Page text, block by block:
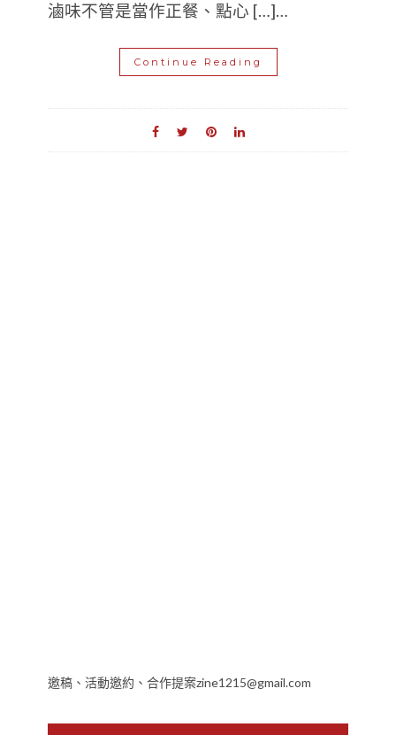
滷味不管是當作正餐、點心 […]…
Continue Reading
邀稿、活動邀約、合作提案zine1215@gmail.com